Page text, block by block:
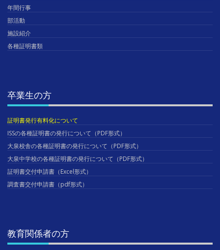
年間行事
部活動
施設紹介
各種証明書類
卒業生の方
証明書発行有料化について
ISSの各種証明書の発行について（PDF形式）
大泉校舎の各種証明書の発行について（PDF形式）
大泉中学校の各種証明書の発行について（PDF形式）
証明書交付申請書（Excel形式）
調査書交付申請書（pdf形式）
教育関係者の方